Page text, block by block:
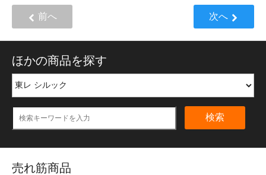
前へ 次へ
ほかの商品を探す
検索
売れ筋商品